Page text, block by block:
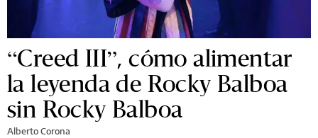
“Creed III”, cómo alimentar
la leyenda de Rocky Balboa
sin Rocky Balboa
Alberto Corona